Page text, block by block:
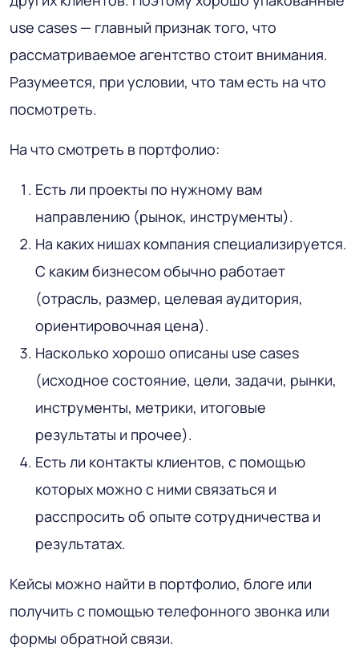
use cases — главный признак того, что
рассматриваемое агентство стоит внимания.
Разумеется, при условии, что там есть на что
посмотреть.
На что смотреть в портфолио:
Есть ли проекты по нужному вам
направлению (рынок, инструменты).
На каких нишах компания специализируется.
С каким бизнесом обычно работает
(отрасль, размер, целевая аудитория,
ориентировочная цена).
Насколько хорошо описаны use cases
(исходное состояние, цели, задачи, рынки,
инструменты, метрики, итоговые
результаты и прочее).
Есть ли контакты клиентов, с помощью
которых можно с ними связаться и
расспросить об опыте сотрудничества и
результатах.
Кейсы можно найти в портфолио, блоге или
получить с помощью телефонного звонка или
формы обратной связи.